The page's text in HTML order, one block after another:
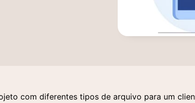
com diferentes tipos de arquivo para um